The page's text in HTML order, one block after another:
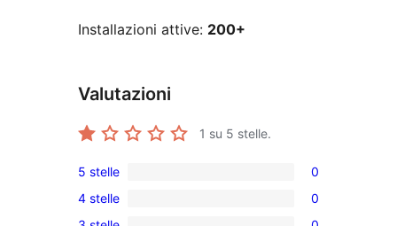
Installazioni attive: 200+
Valutazioni
1 su 5 stelle.
0
recensioni
5 stelle 0
0
4 stelle
0